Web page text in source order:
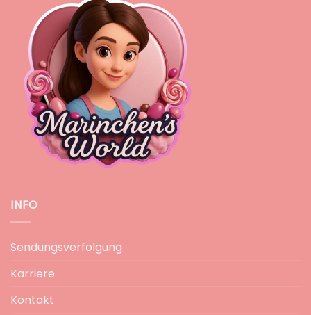
INFO
Sendungsverfolgung
Karriere
Kontakt